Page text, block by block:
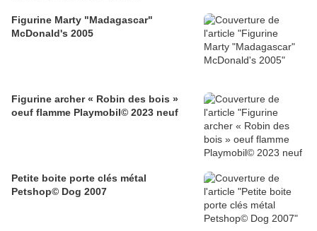
Figurine Marty "Madagascar"
McDonald's 2005
Figurine archer « Robin des bois »
oeuf flamme Playmobil© 2023 neuf
Petite boite porte clés métal
Petshop© Dog 2007